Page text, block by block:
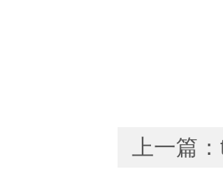
上一篇：